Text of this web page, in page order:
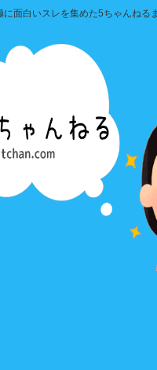
に面白いスレを集めた5ちゃんねる